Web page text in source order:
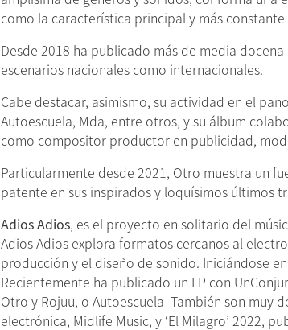
como la característica principal y más
Desde 2018 ha publicado más de media
escenarios nacionales como internacionales.
Cabe destacar, asimismo, su actividad en el
Autoescuela, Mda, entre otros, y su álbum
como compositor productor en publicidad,
Particularmente desde 2021, Otro muestra un
patente en sus inspirados y loquísimos últimos
Adios Adios, es el proyecto en solitario del
Adios Adios explora formatos cercanos al
producción y el diseño de sonido. Iniciándose
Recientemente ha publicado un LP con
Otro y Rojuu, o Autoescuela También son muy
electrónica, Midlife Music, y ‘El Milagro’ 2022,